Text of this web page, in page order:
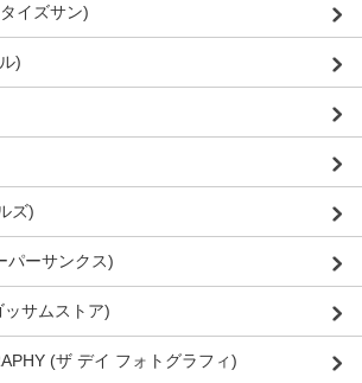
イズサン)
)
ズ)
パーサンクス)
サムストア)
(ザ デイ フォトグラフィ)